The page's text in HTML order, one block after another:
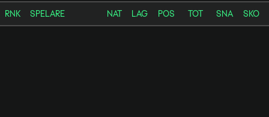
RNK SPELARE NAT LAG POS TOT SNA SKO